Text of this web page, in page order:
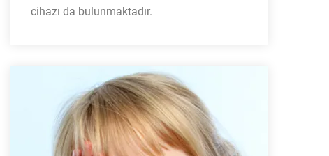
cihazı da bulunmaktadır.